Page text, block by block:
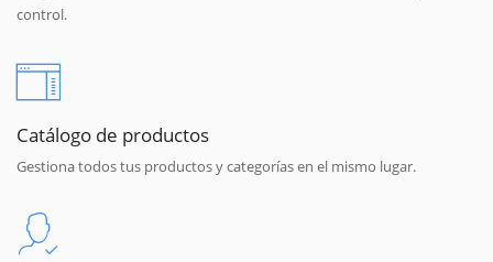
control.
Catálogo de productos
Gestiona todos tus productos y categorías en el mismo lugar.